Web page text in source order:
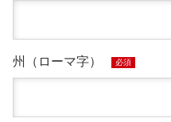
州（ローマ字） 必須